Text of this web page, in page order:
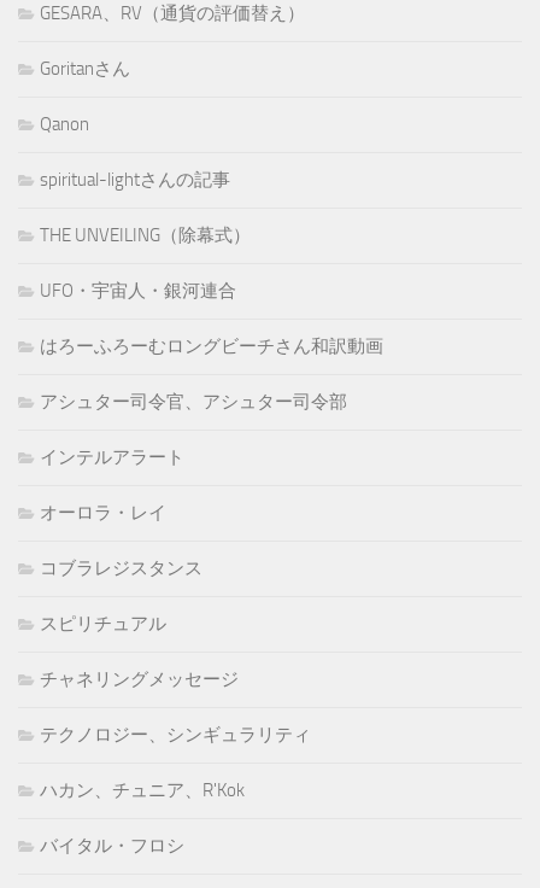
GESARA、RV（通貨の評価替え）
Goritanさん
Qanon
spiritual-lightさんの記事
THE UNVEILING（除幕式）
UFO・宇宙人・銀河連合
はろーふろーむロングビーチさん和訳動画
アシュター司令官、アシュター司令部
インテルアラート
オーロラ・レイ
コブラレジスタンス
スピリチュアル
チャネリングメッセージ
テクノロジー、シンギュラリティ
ハカン、チュニア、R'Kok
バイタル・フロシ